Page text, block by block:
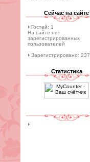
Сейчас на сайте
Гостей: 1
На сайте нет
зарегистрированных
пользователей
Зарегистрировано: 237
Статистика